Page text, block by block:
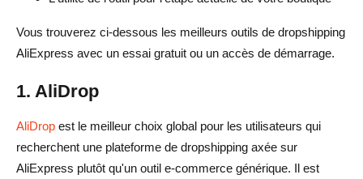
Vous trouverez ci-dessous les meilleurs outils de dropshipping
AliExpress avec un essai gratuit ou un accès de démarrage.
1. AliDrop
AliDrop est le meilleur choix global pour les utilisateurs qui
recherchent une plateforme de dropshipping axée sur
AliExpress plutôt qu'un outil e-commerce générique. Il est